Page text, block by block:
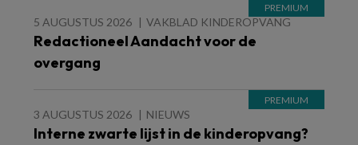
5 AUGUSTUS 2026 VAKBLAD KINDEROPVANG
Redactioneel Aandacht voor de
overgang
3 AUGUSTUS 2026 NIEUWS
Interne zwarte lijst in de kinderopvang?